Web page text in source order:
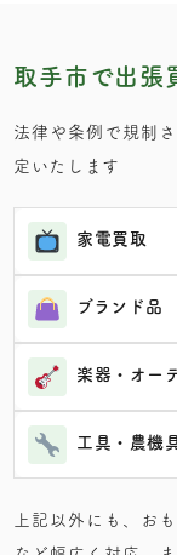
取手市で出張
法律や条例で規制
定いたします
家電買取
ブランド品
楽器・オー
工具・農機
上記以外にも、お